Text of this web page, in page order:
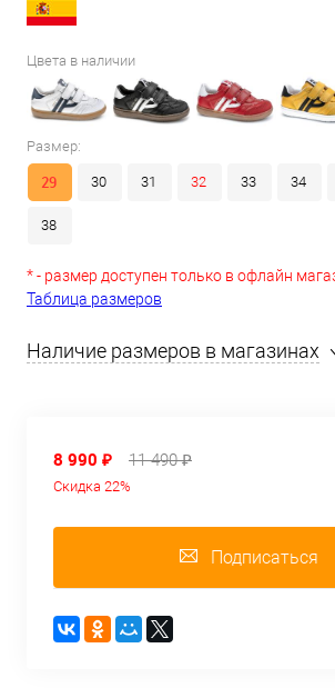
Цвета в наличии
Размер:
29 30 31 32 33 34
38
* - размер доступен только в офлайн
Таблица размеров
Наличие размеров в магазинах
8 990 ₽ 11 490 ₽
Скидка 22%
Подписаться